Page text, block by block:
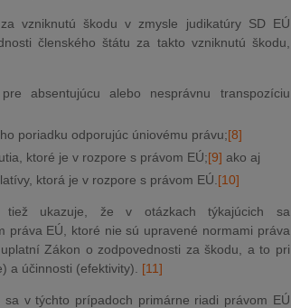
vzniknutú škodu v zmysle judikatúry SD EÚ
členského štátu za takto vzniknutú škodu,
absentujúcu alebo nesprávnu transpozíciu
poriadku odporujúc úniovému právu;[8]
ktoré je v rozpore s právom EÚ;[9] ako aj
ktorá je v rozpore s právom EÚ. [10]
tiež ukazuje, že v otázkach týkajúcich sa
práva EÚ, ktoré nie sú upravené normami práva
Zákon o zodpovednosti za škodu, a to pri
a účinnosti (efektivity).
[11]
v týchto prípadoch primárne riadi právom EÚ